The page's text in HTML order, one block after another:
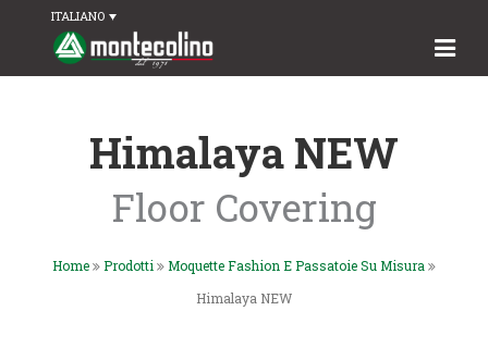
ITALIANO
Himalaya NEW
Floor Covering
Home Prodotti
Moquette Fashion E Passatoie Su Misura
Himalaya NEW